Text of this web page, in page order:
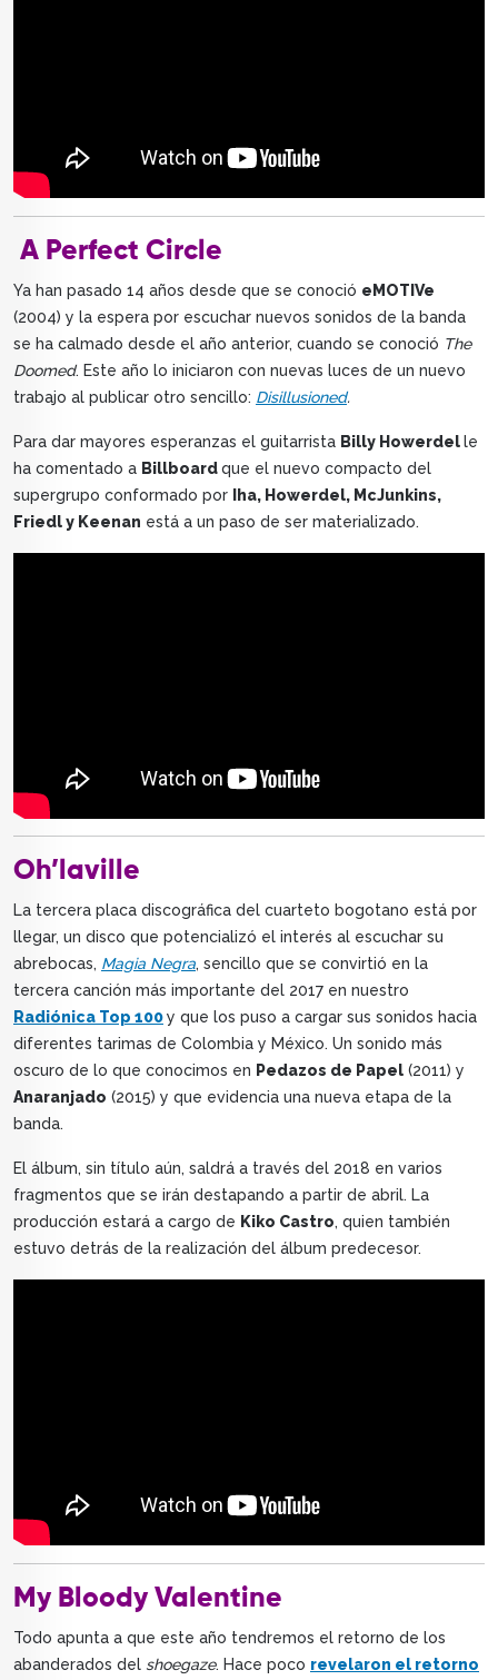
A Perfect Circle
Ya han pasado 14 años desde que se conoció eMOTIVe
(2004) y la espera por escuchar nuevos sonidos de la banda
se ha calmado desde el año anterior, cuando se conoció The
Doomed. Este año lo iniciaron con nuevas luces de un nuevo
trabajo al publicar otro sencillo: Disillusioned.
Para dar mayores esperanzas el guitarrista Billy Howerdel le
ha comentado a Billboardque el nuevo compacto del
supergrupo conformado por
Iha, Howerdel, McJunkins,
Friedl y Keenan está a un paso de ser materializado.
Oh’laville
La tercera placa discográfica del cuarteto bogotano está por
llegar, un disco que potencializó el interés al escuchar su
abrebocas, Magia Negra, sencillo que se convirtió en la
tercera canción más importante del 2017 en nuestro
Radiónica Top 100y que los puso a cargar sus sonidos hacia
diferentes tarimas de Colombia y México. Un sonido más
oscuro de lo que conocimos en Pedazos de Papel (2011) y
Anaranjado (2015) y que evidencia una nueva etapa de la
banda.
El álbum, sin título aún, saldrá a través del 2018 en varios
fragmentos que se irán destapando a partir de abril. La
producción estará a cargo de Kiko Castro, quien también
estuvo detrás de la realización del álbum predecesor.
My Bloody Valentine
Todo apunta a que este año tendremos el retorno de los
abanderados del shoegaze. Hace poco revelaron el retorno